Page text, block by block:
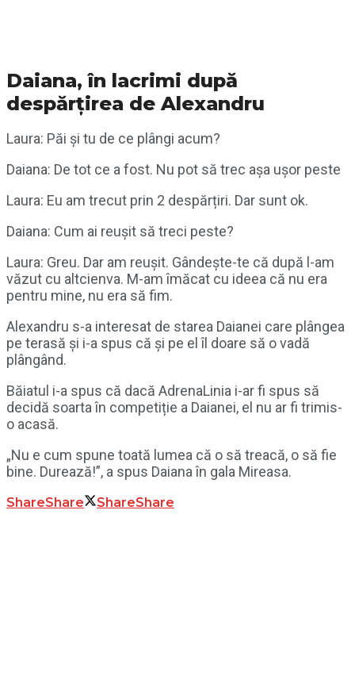
Daiana, în lacrimi după
despărțirea de Alexandru
Laura: Păi și tu de ce plângi acum?
Daiana: De tot ce a fost. Nu pot să trec așa ușor peste
Laura: Eu am trecut prin 2 despărțiri. Dar sunt ok.
Daiana: Cum ai reușit să treci peste?
Laura: Greu. Dar am reușit. Gândește-te că după l-am
văzut cu altcienva. M-am îmăcat cu ideea că nu era
pentru mine, nu era să fim.
Alexandru s-a interesat de starea Daianei care plângea
pe terasă și i-a spus că și pe el îl doare să o vadă
plângând.
Băiatul i-a spus că dacă AdrenaLinia i-ar fi spus să
decidă soarta în competiție a Daianei, el nu ar fi trimis-
o acasă.
„Nu e cum spune toată lumea că o să treacă, o să fie
bine. Durează!”, a spus Daiana în gala Mireasa.
ShareShare ShareShare